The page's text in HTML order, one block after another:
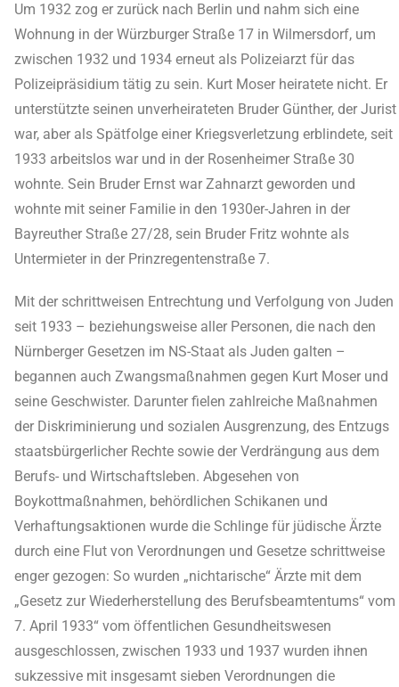
Um 1932 zog er zurück nach Berlin und nahm sich eine
Wohnung in der Würzburger Straße 17 in Wilmersdorf, um
zwischen 1932 und 1934 erneut als Polizeiarzt für das
Polizeipräsidium tätig zu sein. Kurt Moser heiratete nicht. Er
unterstützte seinen unverheirateten Bruder Günther, der Jurist
war, aber als Spätfolge einer Kriegsverletzung erblindete, seit
1933 arbeitslos war und in der Rosenheimer Straße 30
wohnte. Sein Bruder Ernst war Zahnarzt geworden und
wohnte mit seiner Familie in den 1930er-Jahren in der
Bayreuther Straße 27/28, sein Bruder Fritz wohnte als
Untermieter in der Prinzregentenstraße 7.
Mit der schrittweisen Entrechtung und Verfolgung von Juden
seit 1933 – beziehungsweise aller Personen, die nach den
Nürnberger Gesetzen im NS-Staat als Juden galten –
begannen auch Zwangsmaßnahmen gegen Kurt Moser und
seine Geschwister. Darunter fielen zahlreiche Maßnahmen
der Diskriminierung und sozialen Ausgrenzung, des Entzugs
staatsbürgerlicher Rechte sowie der Verdrängung aus dem
Berufs- und Wirtschaftsleben. Abgesehen von
Boykottmaßnahmen, behördlichen Schikanen und
Verhaftungsaktionen wurde die Schlinge für jüdische Ärzte
durch eine Flut von Verordnungen und Gesetze schrittweise
enger gezogen: So wurden „nichtarische“ Ärzte mit dem
„Gesetz zur Wiederherstellung des Berufsbeamtentums“ vom
7. April 1933“ vom öffentlichen Gesundheitswesen
ausgeschlossen, zwischen 1933 und 1937 wurden ihnen
sukzessive mit insgesamt sieben Verordnungen die